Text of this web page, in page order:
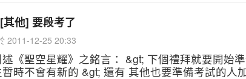
其他] 要段考了
2011-12-25 20:33
述《聖空星耀》之銘言： &gt; 下個禮拜就要開始
暫時不會有新的 &gt; 還有 其他也要準備考試的人